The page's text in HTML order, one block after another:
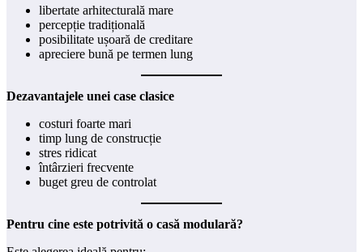
libertate arhitecturală mare
percepție tradițională
posibilitate ușoară de creditare
apreciere bună pe termen lung
Dezavantajele unei case clasice
costuri foarte mari
timp lung de construcție
stres ridicat
întârzieri frecvente
buget greu de controlat
Pentru cine este potrivită o casă modulară?